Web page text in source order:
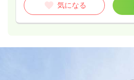
気になる